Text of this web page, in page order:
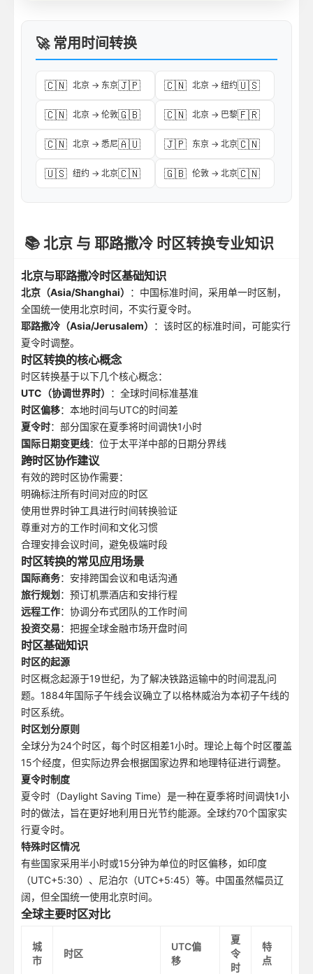
🚀 常用时间转换
🇨🇳 北京 → 东京🇯🇵 🇨🇳 北京 → 纽约🇺🇸
🇨🇳 北京 → 伦敦🇬🇧 🇨🇳 北京 → 巴黎🇫🇷
🇨🇳 北京 → 悉尼🇦🇺 🇯🇵 东京 → 北京🇨🇳
🇺🇸 纽约 → 北京🇨🇳 🇬🇧 伦敦 → 北京🇨🇳
📚 北京 与 耶路撒冷 时区转换专业知识
北京与耶路撒冷时区基础知识
北京（Asia/Shanghai）
：中国标准时间，采用单一时区制，
全国统一使用北京时间，不实行夏令时。
耶路撒冷（Asia/Jerusalem）
：该时区的标准时间，可能实行
夏令时调整。
时区转换的核心概念
时区转换基于以下几个核心概念：
UTC（协调世界时）
：全球时间标准基准
时区偏移：本地时间与UTC的时间差
夏令时：部分国家在夏季将时间调快1小时
国际日期变更线：位于太平洋中部的日期分界线
跨时区协作建议
有效的跨时区协作需要：
明确标注所有时间对应的时区
使用世界时钟工具进行时间转换验证
尊重对方的工作时间和文化习惯
合理安排会议时间，避免极端时段
时区转换的常见应用场景
国际商务：安排跨国会议和电话沟通
旅行规划 ：预订机票酒店和安排行程
远程工作：协调分布式团队的工作时间
投资交易：把握全球金融市场开盘时间
时区基础知识
时区的起源
时区概念起源于19世纪，为了解决铁路运输中的时间混乱问
题。1884年国际子午线会议确立了以格林威治为本初子午线的
时区系统。
时区划分原则
全球分为24个时区，每个时区相差1小时。理论上每个时区覆盖
15个经度，但实际边界会根据国家边界和地理特征进行调整。
夏令时制度
夏令时（Daylight Saving Time）是一种在夏季将时间调快1小
时的做法，旨在更好地利用日光节约能源。全球约70个国家实
行夏令时。
特殊时区情况
有些国家采用半小时或15分钟为单位的时区偏移，如印度
（UTC+5:30）、尼泊尔（UTC+5:45）等。中国虽然幅员辽
阔，但全国统一使用北京时间。
全球主要时区对比
城
市
时区
UTC偏
移
夏
令
时
特
点